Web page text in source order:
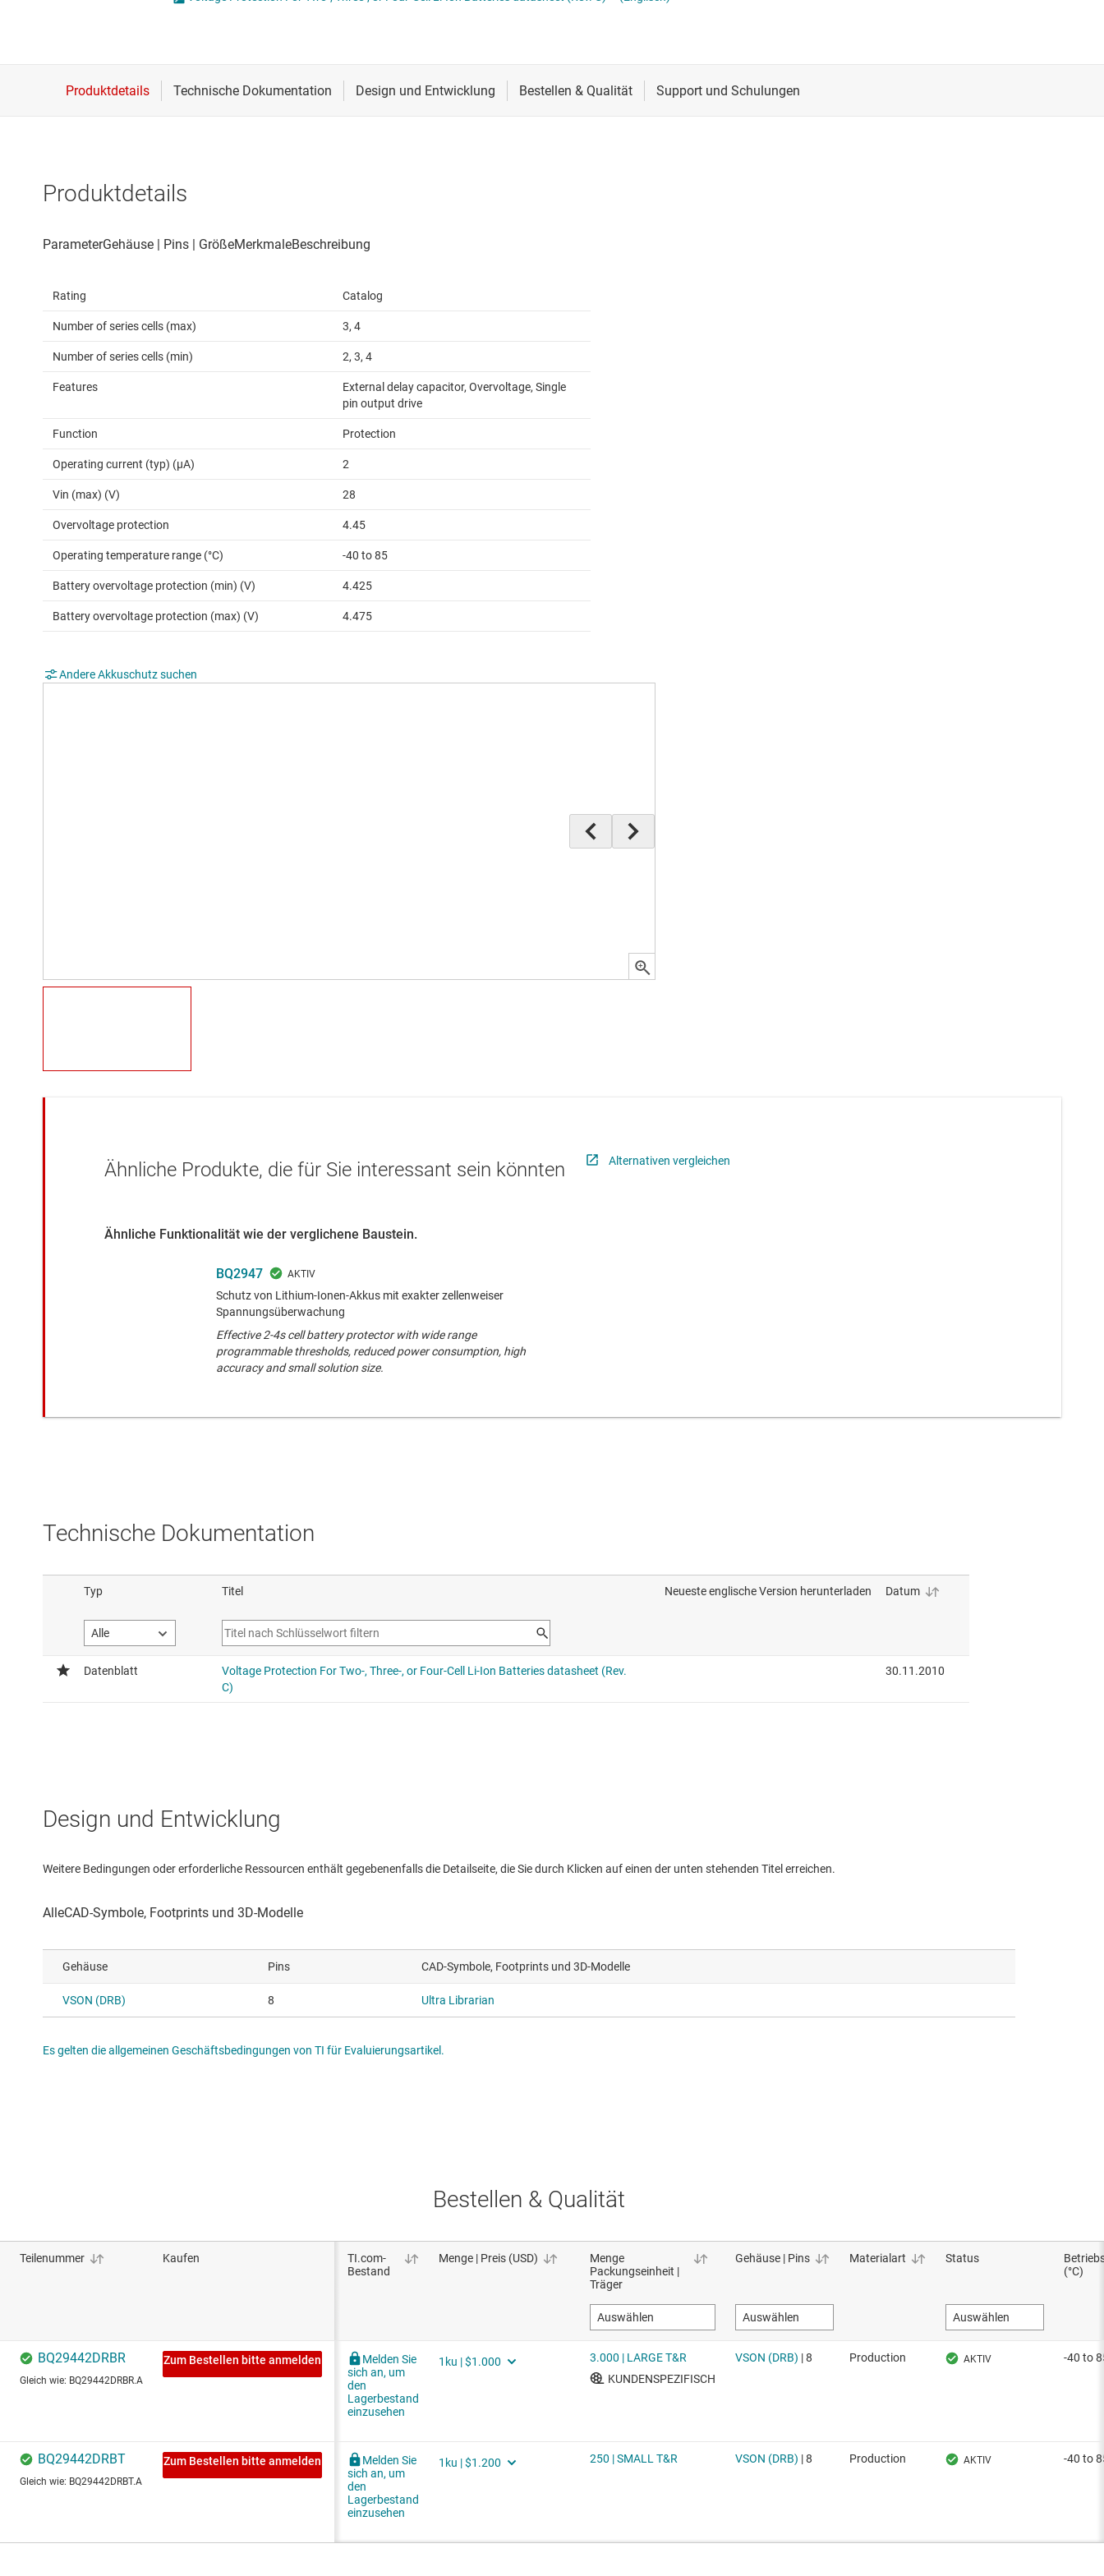
Drahtlose Konnektivität Schnittstelle
Produktdetails
Rating Catalog
Number of series cells (max) 3, 4
Number of series cells (min) 2, 3, 4
Features
External delay capacitor, Overvoltage, Single
pin output drive
Function Protection
Operating current (typ) (µA) 2
Vin (max) (V) 28
Overvoltage protection 4.45
Operating temperature range (°C) -40 to 85
Battery overvoltage protection (min) (V) 4.425
Battery overvoltage protection (max) (V) 4.475
Andere Akkuschutz suchen
Ähnliche Produkte, die für Sie interessant sein könnten Alternativen vergleichen
Ähnliche Funktionalität wie der verglichene Baustein.
BQ2947
Schutz von Lithium-Ionen-Akkus mit exakter zellenweiser
Spannungsüberwachung
Effective 2-4s cell battery protector with wide range
programmable thresholds, reduced power consumption, high
accuracy and small solution size.
Technische Dokumentation
Design und Entwicklung
Weitere Bedingungen oder erforderliche Ressourcen enthält gegebenenfalls die Detailseite, die Sie durch Klicken auf einen der unten stehenden Titel erreichen.
Gehäuse Pins CAD-Symbole, Footprints und 3D-Modelle
VSON (DRB) 8 Ultra Librarian
Es gelten die allgemeinen Geschäftsbedingungen von TI für Evaluierungsartikel.
Bestellen & Qualität